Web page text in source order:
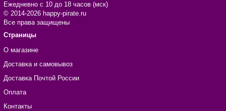
Ежедневно с 10 до 18 часов (мск)
© 2014-2026 happy-pirate.ru
Все права защищены
Страницы
О магазине
Доставка и самовывоз
Доставка Почтой России
Оплата
Контакты